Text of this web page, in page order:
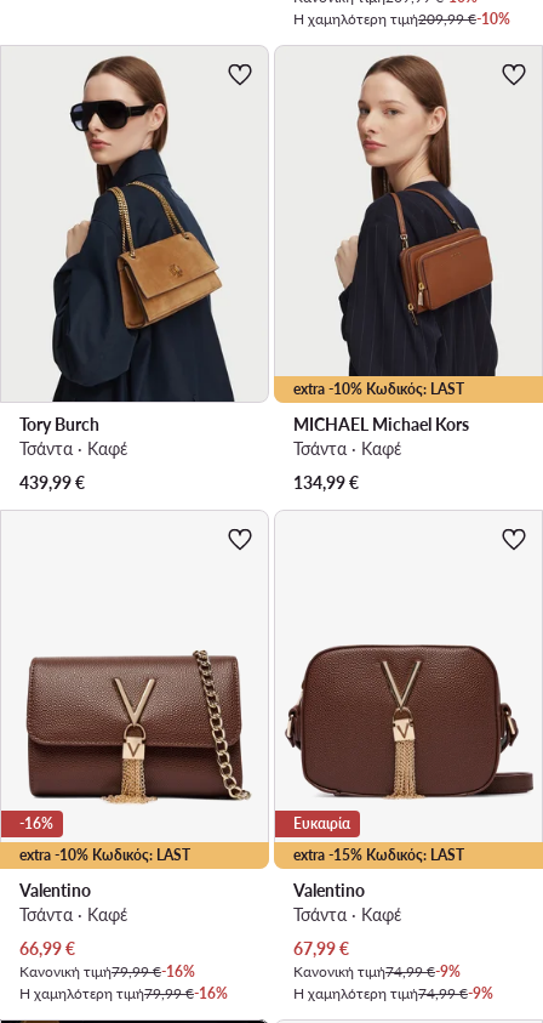
Η χαμηλότερη τιμή209,99 €-10%
Tory Burch
Τσάντα · Καφέ
439,99€
extra -10% Κωδικός: LAST
MICHAEL Michael Kors
Τσάντα · Καφέ
134,99€
extra -10% Κωδικός: LAST
-16%
Valentino
Τσάντα · Καφέ
Τρέχουσα τιμή
66,99€
Κανονική τιμή79,99 €-16%
Η χαμηλότερη τιμή79,99 €-16%
extra -15% Κωδικός: LAST
Ευκαιρία
Valentino
Τσάντα · Καφέ
Τρέχουσα τιμή
67,99€
Κανονική τιμή74,99 €-9%
Η χαμηλότερη τιμή74,99 €-9%